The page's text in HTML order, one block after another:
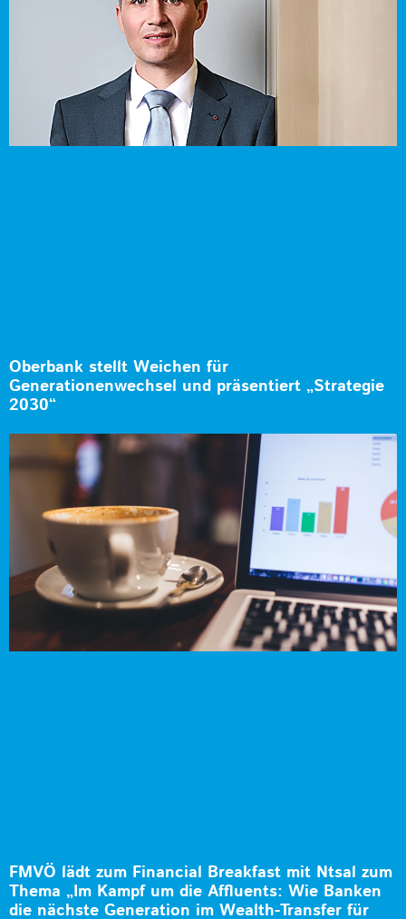
Oberbank stellt Weichen für
Generationenwechsel und präsentiert „Strategie
2030“
FMVÖ lädt zum Financial Breakfast mit Ntsal zum
Thema „Im Kampf um die Affluents: Wie Banken
die nächste Generation im Wealth-Transfer für